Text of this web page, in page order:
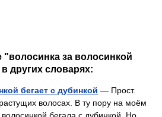
"волосинка за волосинкой
других словарях:
бегает с дубинкой — Прост.
волосах. В ту пору на моём